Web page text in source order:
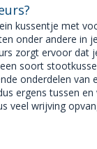
kussentje met
onder andere in
zorgt ervoor dat
soort
onderdelen van
ergens tussen
veel wrijving